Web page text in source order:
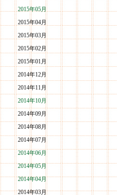
2015年05月
2015年04月
2015年03月
2015年02月
2015年01月
2014年12月
2014年11月
2014年10月
2014年09月
2014年08月
2014年07月
2014年06月
2014年05月
2014年04月
2014年03月